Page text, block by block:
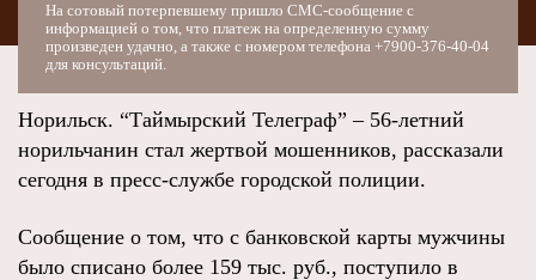
На сотовый потерпевшему пришло СМС-сообщение с
информацией о том, что платеж на определенную сумму
произведен удачно, а также с номером телефона +7900-376-40-04
для консультаций.
Норильск. “Таймырский Телеграф” – 56-летний
норильчанин стал жертвой мошенников, рассказали
сегодня в пресс-службе городской полиции.
Сообщение о том, что с банковской карты мужчины
было списано более 159 тыс. руб., поступило в